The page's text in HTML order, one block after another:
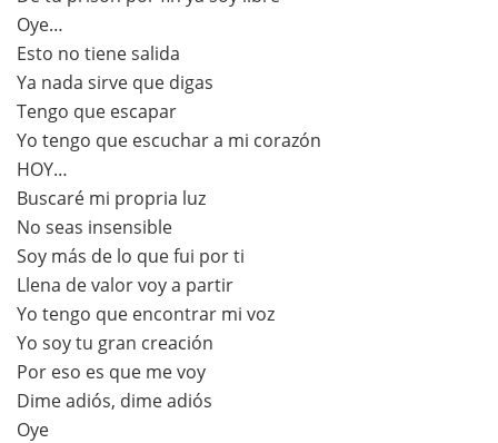
Oye…
Esto no tiene salida
Ya nada sirve que digas
Tengo que escapar
Yo tengo que escuchar a mi corazón
HOY…
Buscaré mi propria luz
No seas insensible
Soy más de lo que fui por ti
Llena de valor voy a partir
Yo tengo que encontrar mi voz
Yo soy tu gran creación
Por eso es que me voy
Dime adiós, dime adiós
Oye